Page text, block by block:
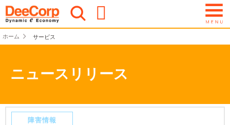
ホーム サービス
ニュースリリース
障害情報